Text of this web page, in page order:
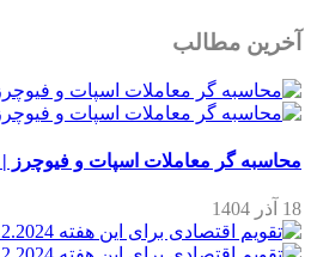
آخرین مطالب
محاسبه گر معاملات اسپات و فیوچرز |
18 آذر 1404